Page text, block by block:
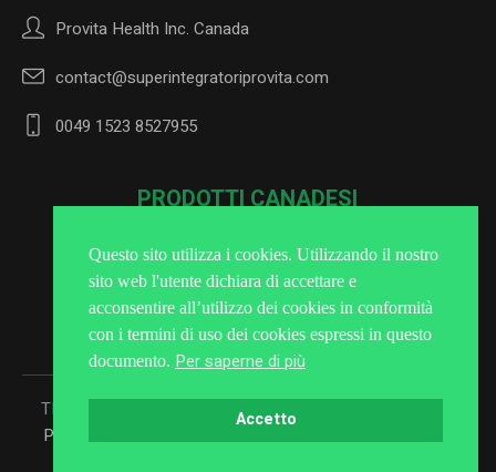
Provita Health Inc. Canada
contact@superintegratoriprovita.com
0049 1523 8527955
PRODOTTI CANADESI
Iscriviti alla Newsletter
TRATTAMENTO DEI DATI PERSONALI
Provita © 2025 / Tutti i diritti riservati: Provita Health Inc.
Questo sito utilizza i cookies. Utilizzando il nostro
sito web l'utente dichiara di accettare e
acconsentire all’utilizzo dei cookies in conformità
con i termini di uso dei cookies espressi in questo
documento. Per saperne di più
Accetto